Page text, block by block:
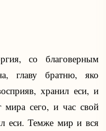
со благоверным
главу братню, яко
хранил еси, и
мира сего, и час свой
еси. Темже мир и вся